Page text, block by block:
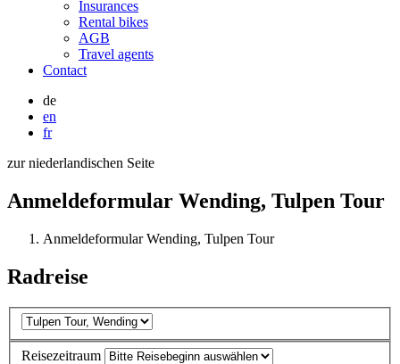
Insurances
Rental bikes
AGB
Travel agents
Contact
de
en
fr
zur niederlandischen Seite
Anmeldeformular Wending, Tulpen Tour
Anmeldeformular Wending, Tulpen Tour
Radreise
Reisezeitraum